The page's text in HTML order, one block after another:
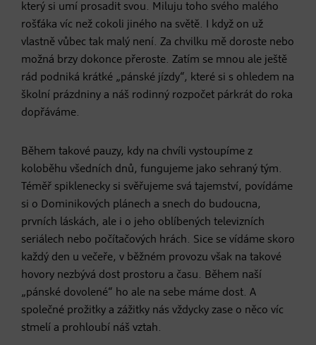
který si umí prosadit svou. Miluju toho svého malého
rošťáka víc než cokoli jiného na světě. I když on už
vlastně vůbec tak malý není. Za chvilku mě doroste nebo
možná brzy dokonce přeroste. Zatím se mnou ale ještě
rád podniká krátké „pánské jízdy“, které si s ohledem na
školní prázdniny a náš rodinný rozpočet párkrát do roka
dopřáváme.
Během takové pauzy, kdy na chvíli vystoupíme z
koloběhu všedních dnů, fungujeme jako sehraný tým.
Téměř spiklenecky si svěřujeme svá tajemství, povídáme
si o Dominikových plánech a snech do budoucna,
prvních láskách, ale i o jeho oblíbených televizních
seriálech nebo počítačových hrách. Sice se vídáme skoro
každý den u večeře, v běžném provozu však na takové
hovory nezbývá dost prostoru a času. Během naší
„pánské dovolené“ ho ale na sebe máme dost. A
společné prožitky a zážitky nás vždycky zase o něco víc
stmelí a prohloubí náš vztah.